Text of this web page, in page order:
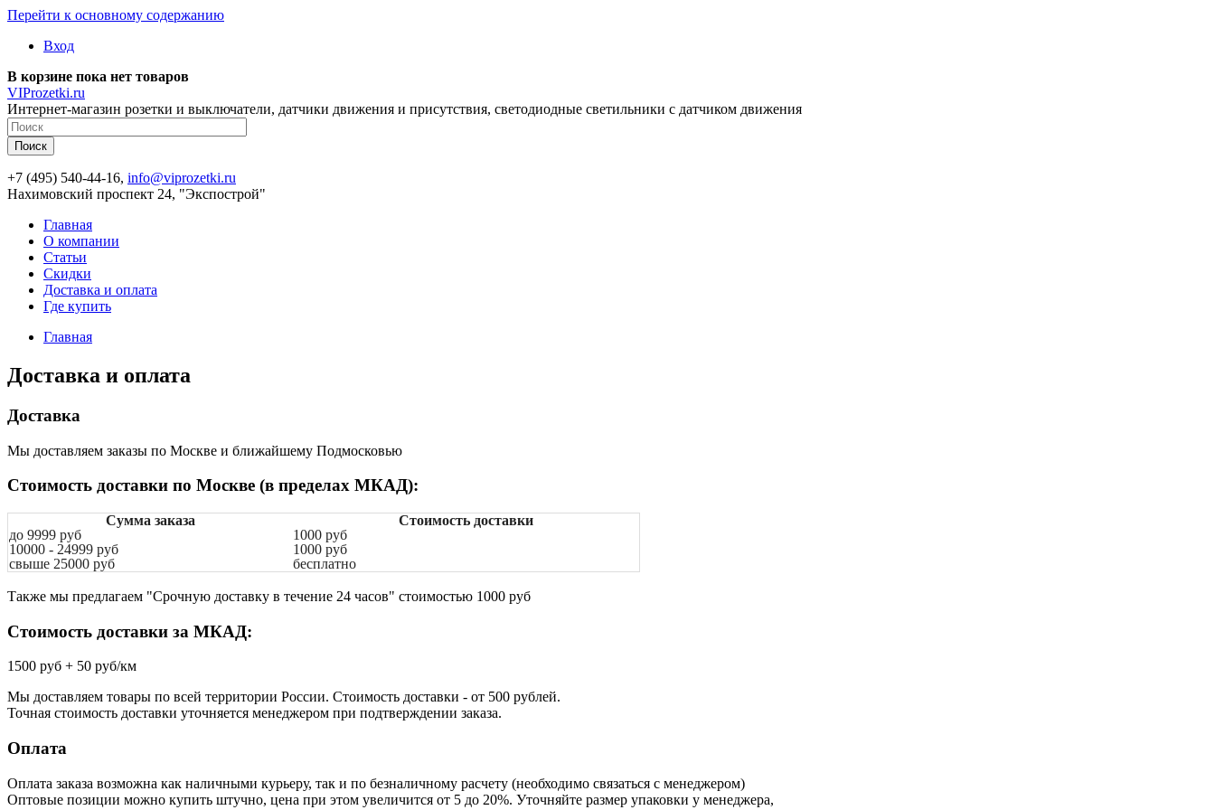
Перейти к основному содержанию
Вход
В корзине пока нет товаров
VIProzetki.ru
Интернет-магазин розетки и выключатели, датчики движения и присутствия, светодиодные светильники с датчиком движения
+7 (495) 540-44-16, info@viprozetki.ru
Нахимовский проспект 24, "Экспострой"
Главная
О компании
Статьи
Скидки
Доставка и оплата
Где купить
Главная
Доставка и оплата
Доставка
Мы доставляем заказы по Москве и ближайшему Подмосковью
Стоимость доставки по Москве (в пределах МКАД):
Сумма заказа
Стоимость доставки
до 9999 руб
1000 руб
10000 - 24999 руб
1000 руб
свыше 25000 руб
бесплатно
Также мы предлагаем "Срочную доставку в течение 24 часов" стоимостью 1000 руб
Стоимость доставки за МКАД:
1500 руб + 50 руб/км
Мы доставляем товары по всей территории России. Стоимость доставки - от 500 рублей.
Точная стоимость доставки уточняется менеджером при подтверждении заказа.
Оплата
Оплата заказа возможна как наличными курьеру, так и по безналичному расчету (необходимо связаться с менеджером)
Оптовые позиции можно купить штучно, цена при этом увеличится от 5 до 20%. Уточняйте размер упаковки у менеджера,